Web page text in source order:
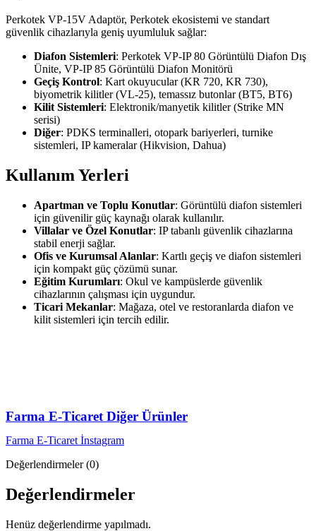
Perkotek VP-15V Adaptör, Perkotek ekosistemi ve standart
güvenlik cihazlarıyla geniş uyumluluk sağlar:
Diafon Sistemleri: Perkotek VP-IP 80 Görüntülü Diafon Dış
Ünite, VP-IP 85 Görüntülü Diafon Monitörü
Geçiş Kontrol: Kart okuyucular (KR 720, KR 730),
biyometrik kilitler (VL-25), temassız butonlar (BT5, BT6)
Kilit Sistemleri: Elektronik/manyetik kilitler (Strike MN
serisi)
Diğer: PDKS terminalleri, otopark bariyerleri, turnike
sistemleri, IP kameralar (Hikvision, Dahua)
Kullanım Yerleri
Apartman ve Toplu Konutlar: Görüntülü diafon sistemleri
için güvenilir güç kaynağı olarak kullanılır.
Villalar ve Özel Konutlar: IP tabanlı güvenlik cihazlarına
stabil enerji sağlar.
Ofis ve Kurumsal Alanlar: Kartlı geçiş ve diafon sistemleri
için kompakt güç çözümü sunar.
Eğitim Kurumları: Okul ve kampüslerde güvenlik
cihazlarının çalışması için uygundur.
Ticari Mekanlar: Mağaza, otel ve restoranlarda diafon ve
kilit sistemleri için tercih edilir.
Farma E-Ticaret Diğer Ürünler
Farma E-Ticaret İnstagram
Değerlendirmeler (0)
Değerlendirmeler
Henüz değerlendirme yapılmadı.